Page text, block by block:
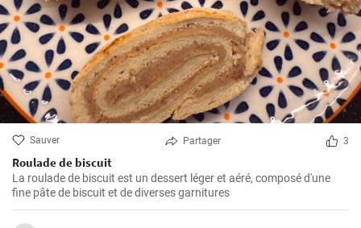
Sauver Partager 3
Roulade de biscuit
La roulade de biscuit est un dessert léger et aéré, composé d'une
fine pâte de biscuit et de diverses garnitures